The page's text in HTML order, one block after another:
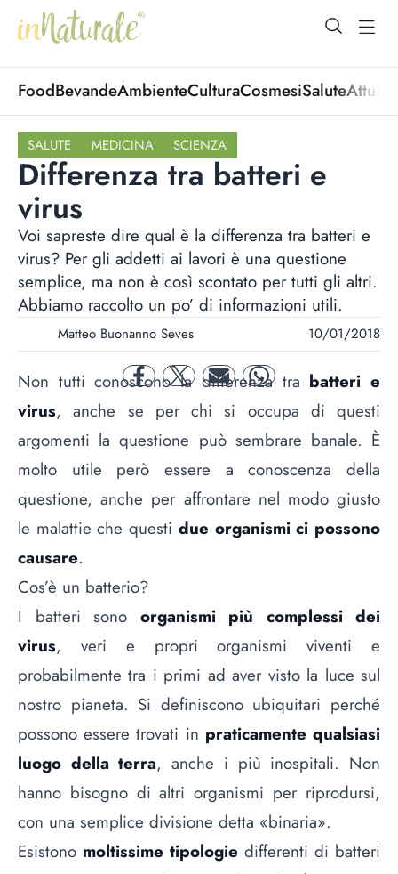
open
FoodBevandeAmbienteCulturaCosmesiSalute
SALUTE MEDICINA SCIENZA
Differenza tra batteri e
virus
Voi sapreste dire qual è la differenza tra batteri e
virus? Per gli addetti ai lavori è una questione
semplice, ma non è così scontato per tutti gli altri.
Abbiamo raccolto un po’ di informazioni utili.
Matteo Buonanno Seves 10/01/2018
facebooktwitter mail whatsapp
Non tutti conoscono la differenza tra batteri e
virus, anche se per chi si occupa di questi
argomenti la questione può sembrare banale. È
molto utile però essere a conoscenza della
questione, anche per affrontare nel modo giusto
le malattie che questi due organismi ci possono
causare.
Cos’è un batterio?
I batteri sono organismi più complessi dei
virus, veri e propri organismi viventi e
probabilmente tra i primi ad aver visto la luce sul
nostro pianeta. Si definiscono ubiquitari perché
possono essere trovati in praticamente qualsiasi
luogo della terra, anche i più inospitali. Non
hanno bisogno di altri organismi per riprodursi,
con una semplice divisione detta «binaria».
Esistono moltissime tipologie differenti di batteri